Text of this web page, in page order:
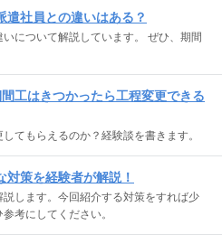
遣社員との違いはある？
について解説しています。 ぜひ、期間
工はきつかったら工程変更できる
てもらえるのか？経験談を書きます。
策を経験者が解説！
します。今回紹介する対策をすれば少
考にしてください。